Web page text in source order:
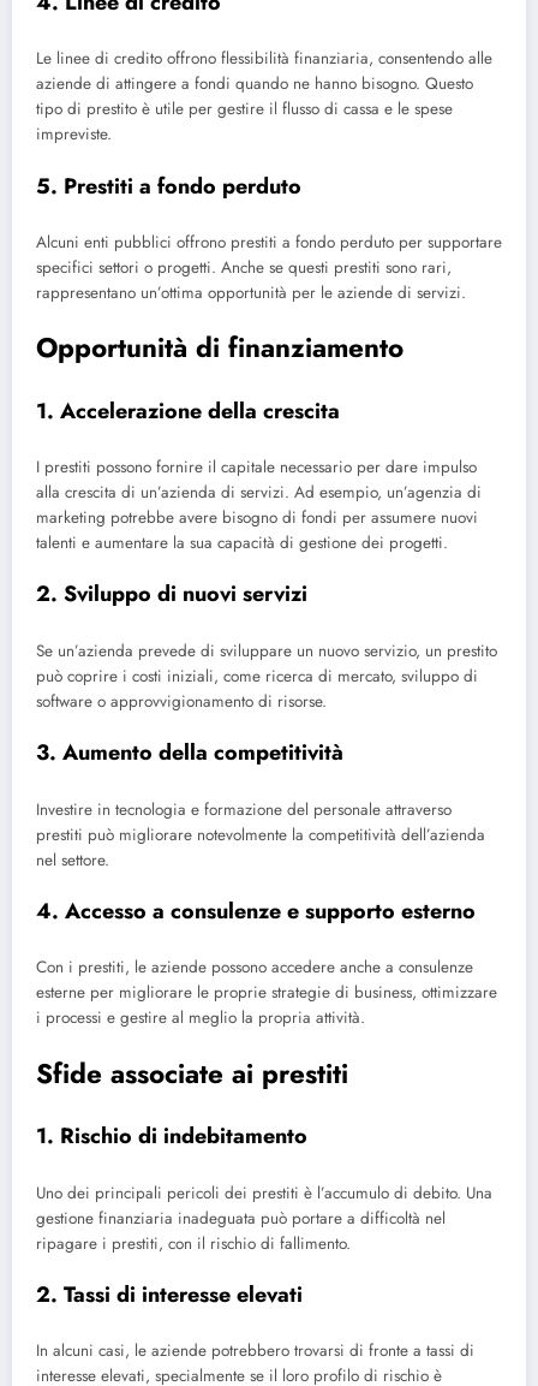
Le linee di credito offrono flessibilità finanziaria, consentendo alle
aziende di attingere a fondi quando ne hanno bisogno. Questo
tipo di prestito è utile per gestire il flusso di cassa e le spese
impreviste.
5. Prestiti a fondo perduto
Alcuni enti pubblici offrono prestiti a fondo perduto per supportare
specifici settori o progetti. Anche se questi prestiti sono rari,
rappresentano un’ottima opportunità per le aziende di servizi.
Opportunità di finanziamento
1. Accelerazione della crescita
I prestiti possono fornire il capitale necessario per dare impulso
alla crescita di un’azienda di servizi. Ad esempio, un’agenzia di
marketing potrebbe avere bisogno di fondi per assumere nuovi
talenti e aumentare la sua capacità di gestione dei progetti.
2. Sviluppo di nuovi servizi
Se un’azienda prevede di sviluppare un nuovo servizio, un prestito
può coprire i costi iniziali, come ricerca di mercato, sviluppo di
software o approvvigionamento di risorse.
3. Aumento della competitività
Investire in tecnologia e formazione del personale attraverso
prestiti può migliorare notevolmente la competitività dell’azienda
nel settore.
4. Accesso a consulenze e supporto esterno
Con i prestiti, le aziende possono accedere anche a consulenze
esterne per migliorare le proprie strategie di business, ottimizzare
i processi e gestire al meglio la propria attività.
Sfide associate ai prestiti
1. Rischio di indebitamento
Uno dei principali pericoli dei prestiti è l’accumulo di debito. Una
gestione finanziaria inadeguata può portare a difficoltà nel
ripagare i prestiti, con il rischio di fallimento.
2. Tassi di interesse elevati
In alcuni casi, le aziende potrebbero trovarsi di fronte a tassi di
interesse elevati, specialmente se il loro profilo di rischio è